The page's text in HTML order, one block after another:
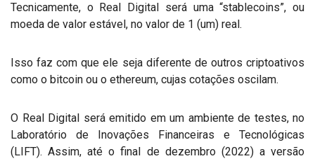
Tecnicamente, o Real Digital será uma “stablecoins”, ou
moeda de valor estável, no valor de 1 (um) real.
Isso faz com que ele seja diferente de outros criptoativos
como o bitcoin ou o ethereum, cujas cotações oscilam.
O Real Digital será emitido em um ambiente de testes, no
Laboratório de Inovações Financeiras e Tecnológicas
(LIFT). Assim, até o final de dezembro (2022) a versão